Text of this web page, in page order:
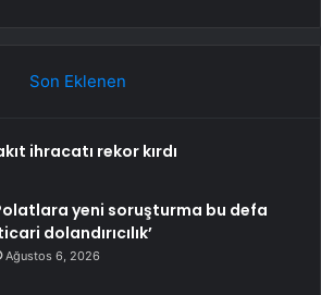
Son Eklenen
ihracatı rekor kırdı
yeni soruşturma bu defa
dolandırıcılık’
Ağustos 6, 2026